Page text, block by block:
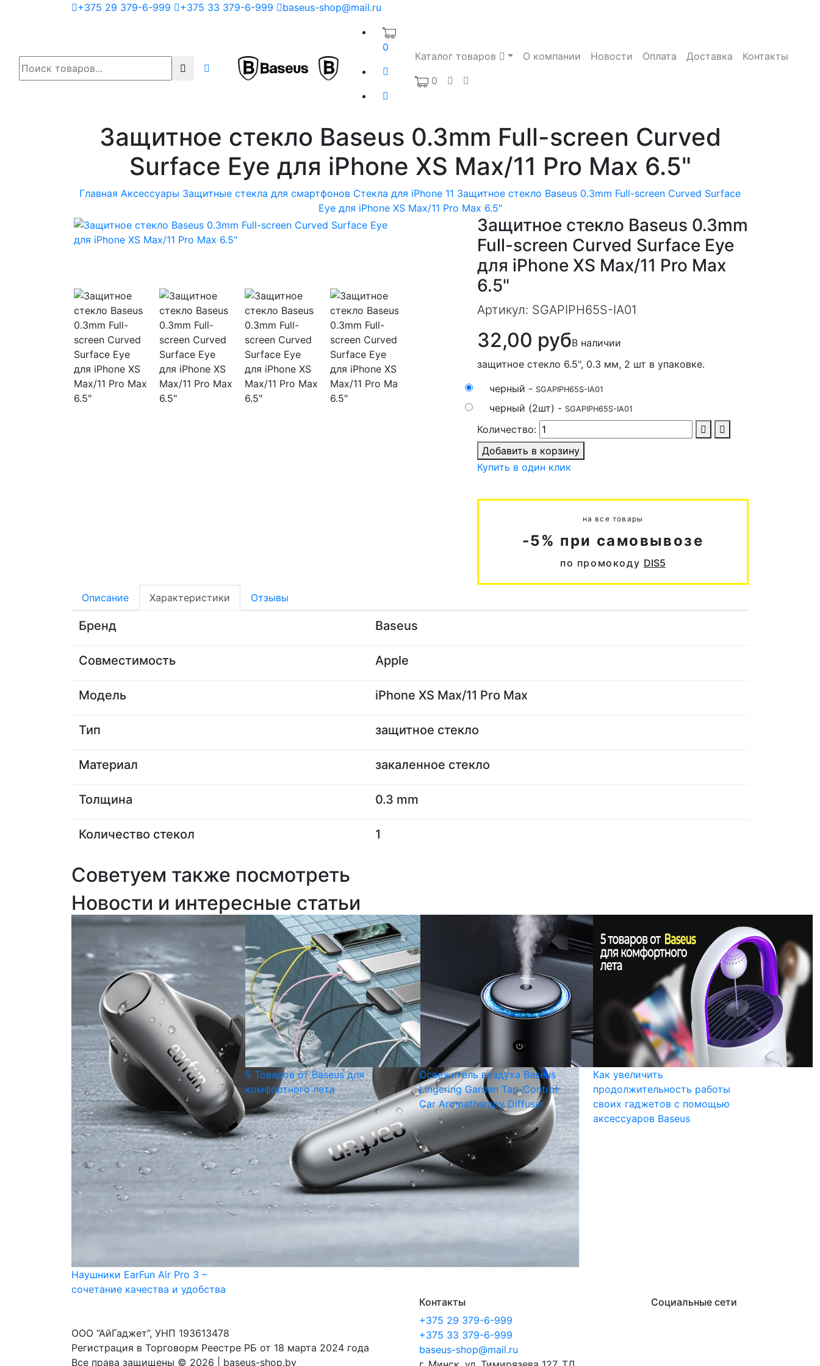
+375 29 379-6-999 +375 33 379-6-999 baseus-shop@mail.ru
0
Каталог товаров О компании Новости Оплата Доставка
Контакты
0
Защитное стекло Baseus 0.3mm Full-screen Curved
Surface Eye для iPhone XS Max/11 Pro Max 6.5"
Главная Аксессуары Защитные стекла для смартфонов Стекла для iPhone 11 Защитное стекло Baseus 0.3mm Full-screen Curved Surface
Eye для iPhone XS Max/11 Pro Max 6.5"
Защитное стекло Baseus 0.3mm
Full-screen Curved Surface Eye
для iPhone XS Max/11 Pro Max
6.5"
Артикул: SGAPIPH65S-IA01
32,00 рубВ наличии
защитное стекло 6.5", 0.3 мм, 2 шт в упаковке.
черный - SGAPIPH65S-IA01
черный (2шт) - SGAPIPH65S-IA01
Количество:
Добавить в корзину
Купить в один клик
на все товары
-5% при самовывозе
по промокоду DIS5
Описание Характеристики Отзывы
Бренд Baseus
Совместимость Apple
Модель iPhone XS Max/11 Pro Max
Тип защитное стекло
Материал закаленное стекло
Толщина 0.3 mm
Количество стекол 1
Советуем также посмотреть
Новости и интересные статьи
Наушники EarFun Air Pro 3 –
сочетание качества и удобства
5 Товаров от Baseus для
комфортного лета
Освежитель воздуха Baseus
Lingering Garden Tap-Control
Car Aromatherapy Diffuser
Как увеличить
продолжительность работы
своих гаджетов с помощью
аксессуаров Baseus
ООО “АйГаджет”, УНП 193613478
Регистрация в Торговорм Реестре РБ от 18 марта 2024 года
Все права защищены © 2026 | baseus-shop.by
Контакты
+375 29 379-6-999
+375 33 379-6-999
baseus-shop@mail.ru
Социальные сети